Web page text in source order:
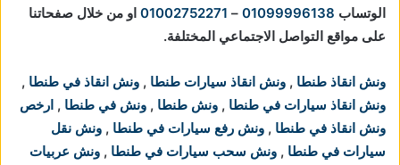
الوتساب 01099996138
–
01002752271 او من خلال صفحاتنا
على مواقع التواصل الاجتماعي المختلفة.
ونش انقاذ طنطا , ونش انقاذ سيارات طنطا , ونش انقاذ في طنطا ,
ونش انقاذ سيارات في طنطا , ونش طنطا , ونش في طنطا , ارخص
ونش انقاذ في طنطا , ونش رفع سيارات في طنطا , ونش نقل
سيارات في طنطا , ونش سحب سيارات في طنطا , ونش عربيات